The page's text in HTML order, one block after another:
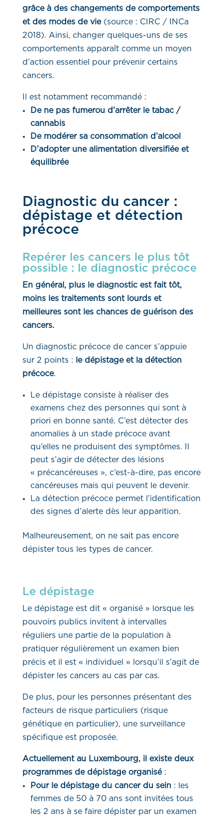
grâce à des changements de comportements
et des modes de vie (source : CIRC / INCa
2018). Ainsi, changer quelques-uns de ses
comportements apparaît comme un moyen
d’action essentiel pour prévenir certains
cancers.
Il est notamment recommandé :
De ne pas fumerou d’arrêter le tabac /
cannabis
De modérer sa consommation d’alcool
D’adopter une alimentation diversifiée et
équilibrée
Diagnostic du cancer :
dépistage et détection
précoce
Repérer les cancers le plus tôt
possible : le diagnostic précoce
En général, plus le diagnostic est fait tôt,
moins les traitements sont lourds et
meilleures sont les chances de guérison des
cancers.
Un diagnostic précoce de cancer s’appuie
sur 2 points :
le dépistage et la détection
précoce.
Le dépistage consiste à réaliser des
examens chez des personnes qui sont à
priori en bonne santé. C’est détecter des
anomalies à un stade précoce avant
qu’elles ne produisent des symptômes. Il
peut s’agir de détecter des lésions
« précancéreuses », c’est-à-dire, pas encore
cancéreuses mais qui peuvent le devenir.
La détection précoce permet l’identification
des signes d’alerte dès leur apparition.
Malheureusement, on ne sait pas encore
dépister tous les types de cancer.
Le dépistage
Le dépistage est dit « organisé » lorsque les
pouvoirs publics invitent à intervalles
réguliers une partie de la population à
pratiquer régulièrement un examen bien
précis et il est « individuel » lorsqu’il s’agit de
dépister les cancers au cas par cas.
De plus, pour les personnes présentant des
facteurs de risque particuliers (risque
génétique en particulier), une surveillance
spécifique est proposée.
Actuellement au Luxembourg, il existe deux
programmes de dépistage organisé :
Pour le dépistage du cancer du sein: les
femmes de 50 à 70 ans sont invitées tous
les 2 ans à se faire dépister par un examen